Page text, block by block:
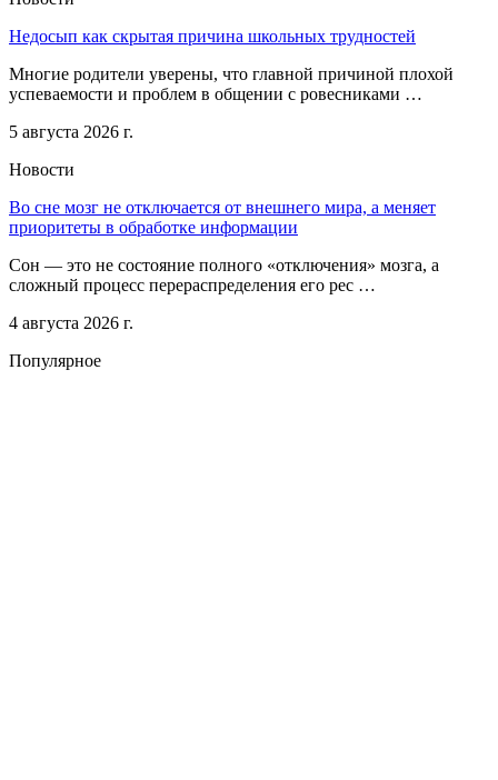
Недосып как скрытая причина школьных трудностей
Многие родители уверены, что главной причиной плохой
успеваемости и проблем в общении с ровесниками …
5 августа 2026 г.
Новости
Во сне мозг не отключается от внешнего мира, а меняет
приоритеты в обработке информации
Сон — это не состояние полного «отключения» мозга, а
сложный процесс перераспределения его рес …
4 августа 2026 г.
Популярное